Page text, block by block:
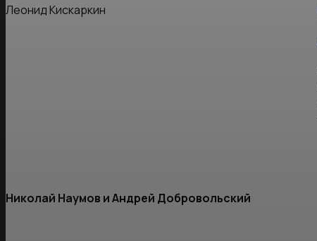
Леонид Кискаркин
Николай Наумов и Андрей Добровольский